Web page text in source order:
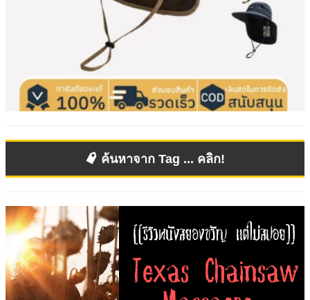
ค้นหาจาก Tag ... คลิก!